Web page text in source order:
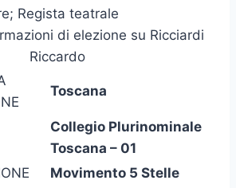
Regista teatrale
di elezione su Ricciardi
Riccardo
Toscana
Collegio Plurinominale
Toscana – 01
Movimento 5 Stelle